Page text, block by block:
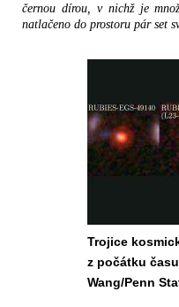
černou dírou, v nichž je
natlačeno do prostoru pár set
Trojice
z počátku
Wang/Penn